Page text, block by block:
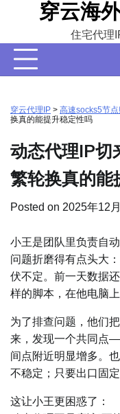
content
穿云海
住宅代理
穿云代理IP > 高速socks5节
换真的能提升稳定性吗
动态代理IP切
繁轮换真的能
Posted on 2025年12
小王是团队里负责自
问题折磨得有点头大
伏不定。前一天数据
样的脚本，在他电脑
为了排查问题，他们
来，发现一个共同点
间点附近明显增多。
不稳定；只要出口固
这让小王更困惑了：